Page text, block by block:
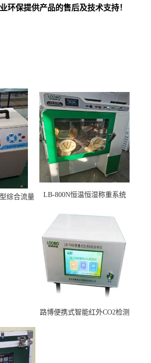
环保提供产品的售后及技术支持！
综合流量
LB-800N恒温恒湿称重系统
路博便携式智能红外CO2检测